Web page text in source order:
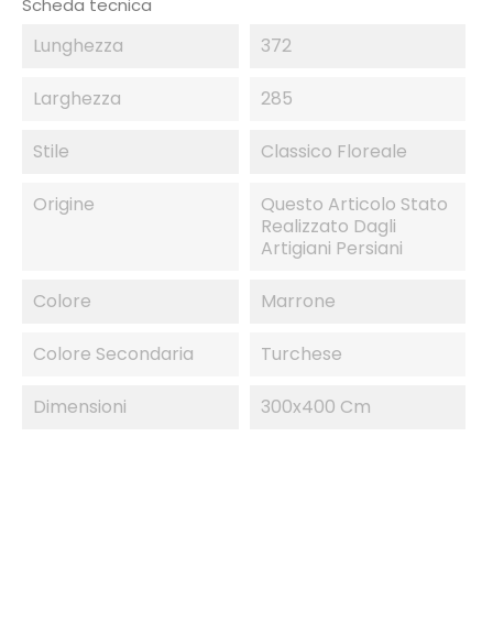
Scheda tecnica
Lunghezza 372
Larghezza 285
Stile Classico Floreale
Origine
Questo Articolo Stato
Realizzato Dagli
Artigiani Persiani
Colore Marrone
Colore Secondaria Turchese
Dimensioni 300x400 Cm